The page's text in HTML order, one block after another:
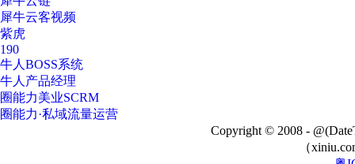
犀牛云客视频
紫虎
190
牛人BOSS系统
牛人产品经理
圈能力美业SCRM
圈能力·私域流量运营
Copyright © 2008 -
（